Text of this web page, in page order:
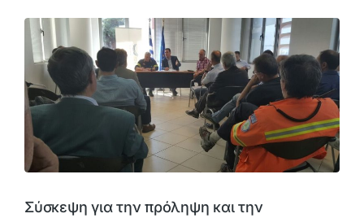
Σύσκεψη για την πρόληψη και την